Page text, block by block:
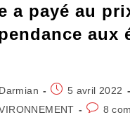
a payé au
aux
Publication
publiée :
5 avril 2022
8